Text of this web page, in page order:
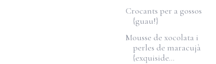
Crocants per a gossos
{guau!}
Mousse de xocolata i
perles de maracujà
{exquiside...